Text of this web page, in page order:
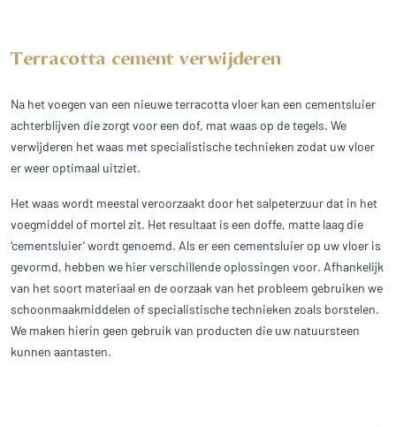
Terracotta cement verwijderen
Na het voegen van een nieuwe terracotta vloer kan een cementsluier
achterblijven die zorgt voor een dof, mat waas op de tegels. We
verwijderen het waas met specialistische technieken zodat uw vloer
er weer optimaal uitziet.
Het waas wordt meestal veroorzaakt door het salpeterzuur dat in het
voegmiddel of mortel zit. Het resultaat is een doffe, matte laag die
‘cementsluier’ wordt genoemd. Als er een cementsluier op uw vloer is
gevormd, hebben we hier verschillende oplossingen voor. Afhankelijk
van het soort materiaal en de oorzaak van het probleem gebruiken we
schoonmaakmiddelen of specialistische technieken zoals borstelen.
We maken hierin geen gebruik van producten die uw natuursteen
kunnen aantasten.